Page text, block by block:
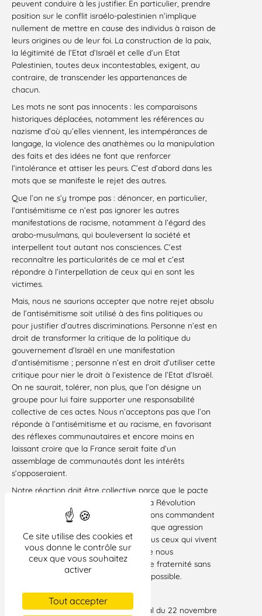
Ce site utilise des cookies et
vous donne le contrôle sur
ceux que vous souhaitez
activer
Tout accepter
peuvent conduire à les justifier. En particulier, prendre
position sur le conflit israélo-palestinien n’implique
nullement de mettre en cause des individus à raison de
leurs origines ou de leur foi. La construction de la paix,
la légitimité de l’Etat d’Israël et celle d’un Etat
Palestinien, toutes deux incontestables, exigent, au
contraire, de transcender les appartenances de
chacun.
Les mots ne sont pas innocents : les comparaisons
historiques déplacées, notamment les références au
nazisme d’où qu’elles viennent, les intempérances de
langage, la violence des anathèmes ou la manipulation
des faits et des idées ne font que renforcer
l’intolérance et attiser les peurs. C’est d’abord dans les
mots que se manifeste le rejet des autres.
Que l’on ne s’y trompe pas : dénoncer, en particulier,
l’antisémitisme ce n’est pas ignorer les autres
manifestations de racisme, notamment à l’égard des
arabo-musulmans, qui bouleversent la société et
interpellent tout autant nos consciences. C’est
reconnaître les particularités de ce mal et c’est
répondre à l’interpellation de ceux qui en sont les
victimes.
Mais, nous ne saurions accepter que notre rejet absolu
de l’antisémitisme soit utilisé à des fins politiques ou
pour justifier d’autres discriminations. Personne n’est en
droit de transformer la critique de la politique du
gouvernement d’Israël en une manifestation
d’antisémitisme ; personne n’est en droit d’utiliser cette
critique pour nier le droit à l’existence de l’Etat d’Israël.
On ne saurait, tolérer, non plus, que l’on désigne un
groupe pour lui faire supporter une responsabilité
collective de ces actes. Nous n’acceptons pas que l’on
réponde à l’antisémitisme et au racisme, en favorisant
des réflexes communautaires et encore moins en
laissant croire que la France serait faite d’un
assemblage de communautés dont les intérêts
s’opposeraient.
Notre réaction doit être collective parce que le pacte
républicain qui nous a été offert par la Révolution
française et les valeurs que nous portons commandent
que chaque agression antisémite, chaque agression
raciste soient une agression contre tous ceux qui vivent
en France. C’est de cette manière que nous
restaurerons le lien de confiance et de fraternité sans
lequel il n’y a pas de ’vivre ensemble’ possible.
Paris, le 17 novembre 2003
Position adoptée par le Comité central du 22 novembre